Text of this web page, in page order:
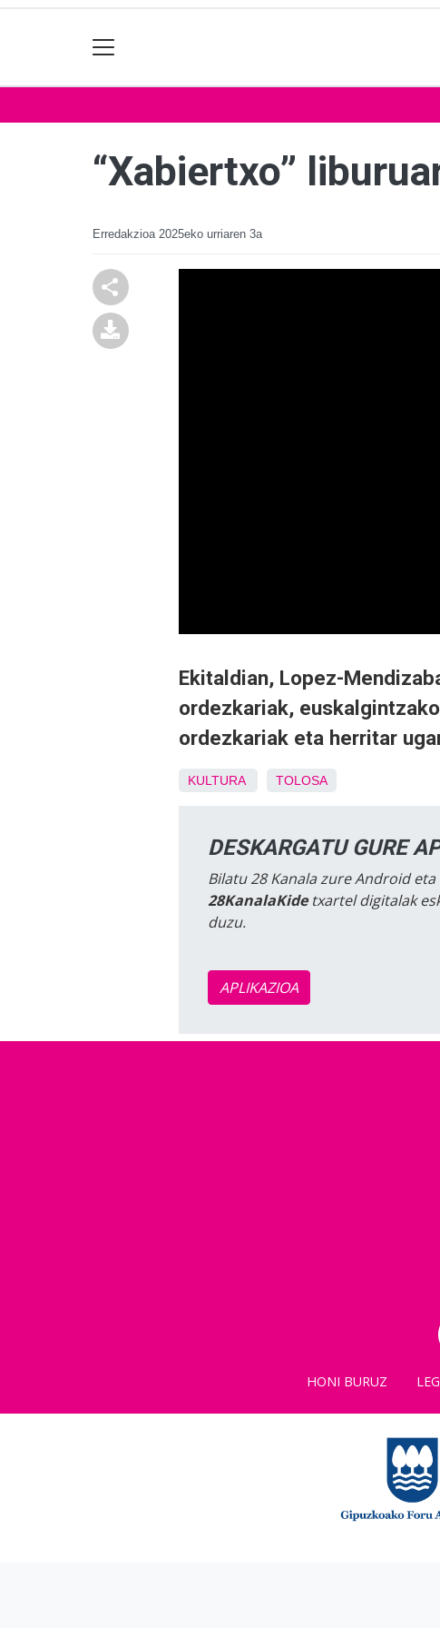
“Xabiertxo”
Erredakzioa 2025eko urriaren 3a
Ekitaldian, Lopez-
ordezkariak,
ordezkariak eta herritar
KULTURA TOLOSA
DESKARGATU GURE
Bilatu 28 Kanala zure Android
28KanalaKidetxartel digitalak
duzu.
APLIKAZIOA
HONI BURUZ